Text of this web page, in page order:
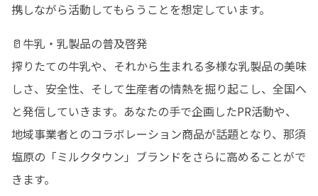
携しながら活動してもらうことを想定しています。
🥛牛乳・乳製品の普及啓発
搾りたての牛乳や、それから生まれる多様な乳製品の美味
しさ、安全性、そして生産者の情熱を掘り起こし、全国へ
と発信していきます。あなたの手で企画したPR活動や、
地域事業者とのコラボレーション商品が話題となり、那須
塩原の「ミルクタウン」ブランドをさらに高めることがで
きます。